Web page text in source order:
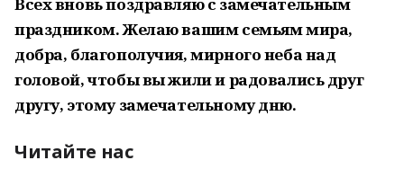
праздником. Желаю вашим семьям мира,
добра, благополучия, мирного неба над
головой, чтобы вы жили и радовались друг
другу, этому замечательному дню.
Читайте нас